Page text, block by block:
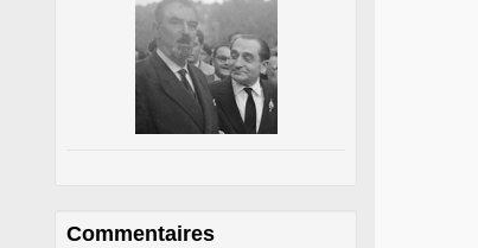
Commentaires